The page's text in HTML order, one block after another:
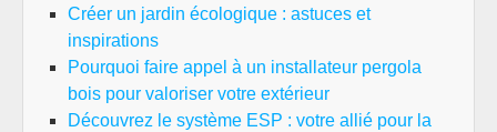
Créer un jardin écologique : astuces et
inspirations
Pourquoi faire appel à un installateur pergola
bois pour valoriser votre extérieur
Découvrez le système ESP : votre allié pour la